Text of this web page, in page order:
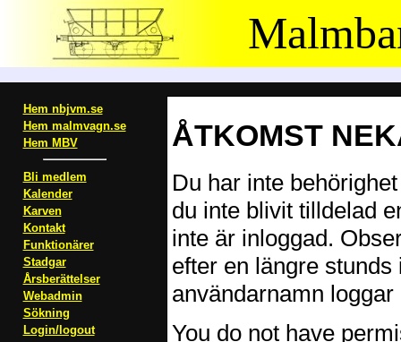
Hem nbjvm.se
Hem malmvagn.se
Hem MBV
Bli medlem
Kalender
Karven
Kontakt
Funktionärer
Stadgar
Årsberättelser
Webadmin
Sökning
Login/logout
ÅTKOMST
Du har inte
du inte blivit tilldelad
inte är inloggad.
efter en längre
användarnamn
You do not have